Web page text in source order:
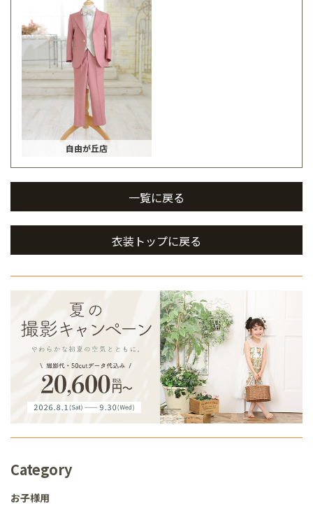
自由が丘店
一覧に戻る
衣装トップに戻る
Category
お子様用